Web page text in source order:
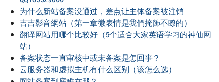
为什么新站备案没通过，差点让主体备案被注销
吉吉影音網站（第一章微表情是我們掩飾不瞭的）
翻译网站用哪个比较好（5个适合大家英语学习的神仙网
站）
备案状态一直审核中或未备案是怎回事？
云服务器和虚拟主机有什么区别（该怎么选）